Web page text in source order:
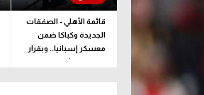
قائمة الأهلي - الصفقات
الجديدة وكباكا ضمن
معسكر إسبانيا.. وبقرار
يلحق بالبعثة